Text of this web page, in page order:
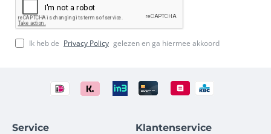
Ik heb de Privacy Policy gelezen en ga hiermee akkoord
Service Klantenservice